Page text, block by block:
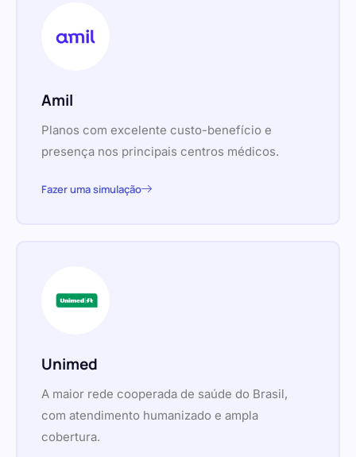
Amil
Planos com excelente custo-benefício e
presença nos principais centros médicos.
Fazer uma simulação
Unimed
A maior rede cooperada de saúde do Brasil,
com atendimento humanizado e ampla
cobertura.